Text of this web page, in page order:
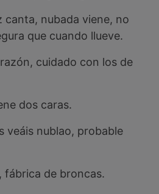
canta, nubada viene, no
que cuando llueve.
cuidado con los de
dos caras.
veáis nublao, probable
fábrica de broncas.